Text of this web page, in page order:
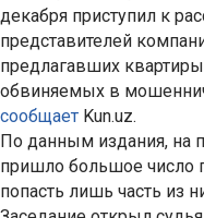
декабря приступил к
представителей
предлагавших
обвиняемых в
сообщает Kun.uz.
По данным издания, на
пришло большое число
попасть лишь часть из